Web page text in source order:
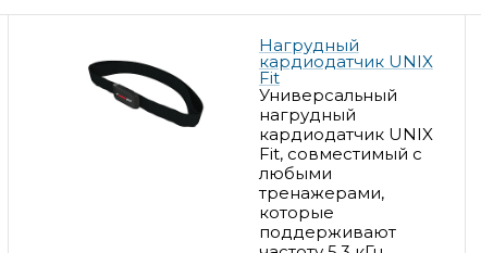
Нагрудный
кардиодатчик UNIX
Fit
Универсальный
нагрудный
кардиодатчик UNIX
Fit, совместимый с
любыми
тренажерами,
которые
поддерживают